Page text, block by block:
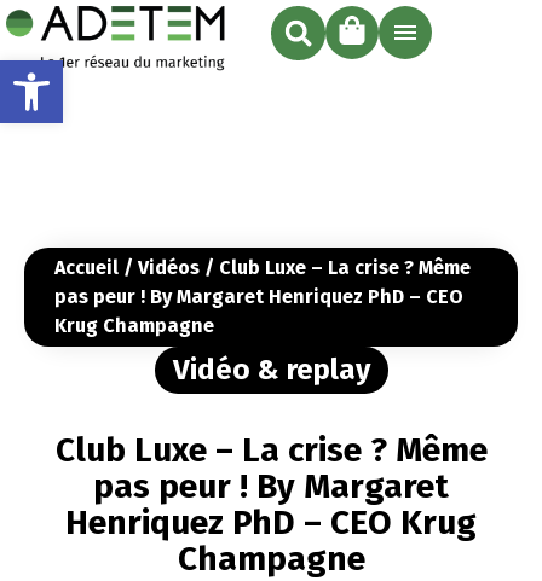
Ouvrir la barre d’outils
Accueil / Vidéos / Club Luxe – La crise ? Même
pas peur ! By Margaret Henriquez PhD – CEO
Krug Champagne
Vidéo & replay
Club Luxe – La crise ? Même
pas peur ! By Margaret
Henriquez PhD – CEO Krug
Champagne